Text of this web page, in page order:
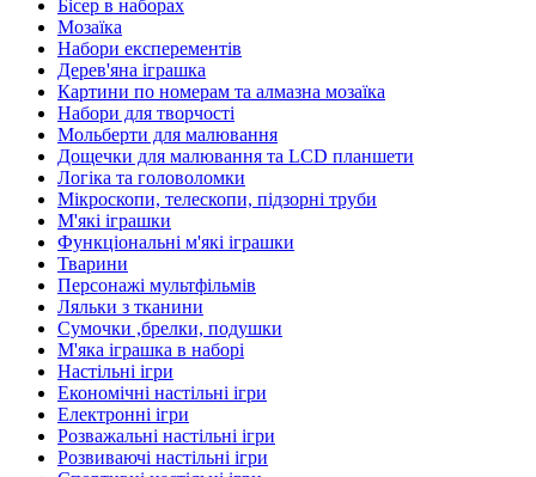
Бісер в наборах
Мозаїка
Набори експерементів
Дерев'яна іграшка
Картини по номерам та алмазна мозаїка
Набори для творчості
Мольберти для малювання
Дощечки для малювання та LCD планшети
Логіка та головоломки
Мікроскопи, телескопи, підзорні труби
М'які іграшки
Функціональні м'які іграшки
Тварини
Персонажі мультфільмів
Ляльки з тканини
Сумочки ,брелки, подушки
М'яка іграшка в наборі
Настільні ігри
Економічні настільні ігри
Електронні ігри
Розважальні настільні ігри
Розвиваючі настільні ігри